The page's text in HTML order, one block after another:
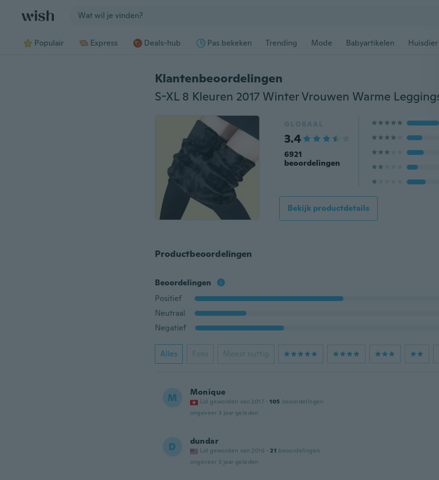
Populair Express Deals-hub Pas bekeken Trending Mode Babyartikelen
Klantenbeoordelingen
GLOBAAL
3.4
6921
beoordelingen
Bekijk productdetails
Productbeoordelingen
Beoordelingen
Positief
Neutraal
Negatief
Alles Foto Meest nuttig
M Monique
Lid geworden van 2017 · 105 beoordelingen
ongeveer 3 jaar geleden
D dundar
Lid geworden van 2016 · 21 beoordelingen
ongeveer 3 jaar geleden